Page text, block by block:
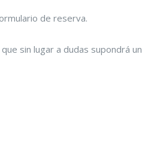
de reserva.
sin lugar a dudas supondrá un